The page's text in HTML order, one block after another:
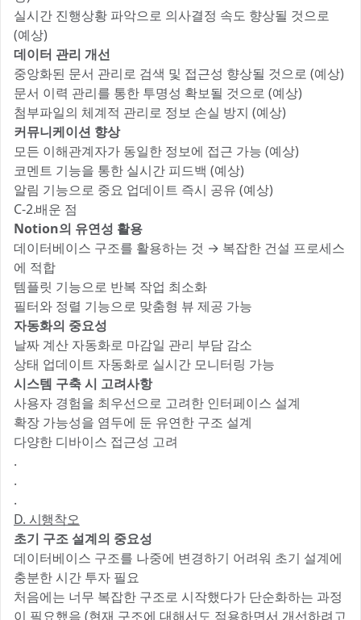
실시간 진행상황 파악으로 의사결정 속도 향상될 것으로
(예상)
데이터 관리 개선
중앙화된 문서 관리로 검색 및 접근성 향상될 것으로 (예상)
문서 이력 관리를 통한 투명성 확보될 것으로 (예상)
첨부파일의 체계적 관리로 정보 손실 방지 (예상)
커뮤니케이션 향상
모든 이해관계자가 동일한 정보에 접근 가능 (예상)
코멘트 기능을 통한 실시간 피드백 (예상)
알림 기능으로 중요 업데이트 즉시 공유 (예상)
C-2.배운 점
Notion의 유연성 활용
데이터베이스 구조를 활용하는 것 → 복잡한 건설 프로세스
에 적합
템플릿 기능으로 반복 작업 최소화
필터와 정렬 기능으로 맞춤형 뷰 제공 가능
자동화의 중요성
날짜 계산 자동화로 마감일 관리 부담 감소
상태 업데이트 자동화로 실시간 모니터링 가능
시스템 구축 시 고려사항
사용자 경험을 최우선으로 고려한 인터페이스 설계
확장 가능성을 염두에 둔 유연한 구조 설계
다양한 디바이스 접근성 고려
.
.
.
D. 시행착오
초기 구조 설계의 중요성
데이터베이스 구조를 나중에 변경하기 어려워 초기 설계에
충분한 시간 투자 필요
처음에는 너무 복잡한 구조로 시작했다가 단순화하는 과정
이 필요했음 (현재 구조에 대해서도 적용하면서 개선하려고